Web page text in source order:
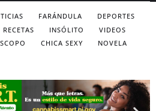
FARÁNDULA
DEPORTES
RECETAS INSÓLITO
VIDEOS
CHICA SEXY NOVELA